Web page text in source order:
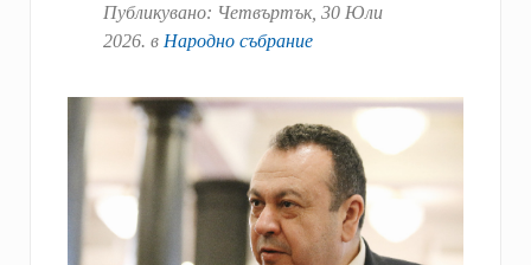
Публикувано: Четвъртък, 30 Юли
2026. в Народно събрание